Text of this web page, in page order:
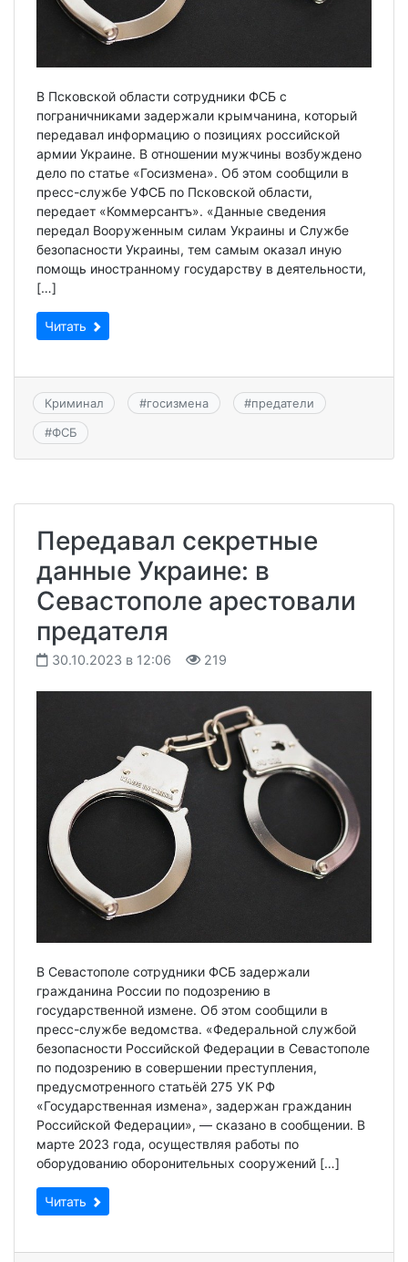
В Псковской области сотрудники ФСБ с
пограничниками задержали крымчанина, который
передавал информацию о позициях российской
армии Украине. В отношении мужчины возбуждено
дело по статье «Госизмена». Об этом сообщили в
пресс-службе УФСБ по Псковской области,
передает «Коммерсантъ». «Данные сведения
передал Вооруженным силам Украины и Службе
безопасности Украины, тем самым оказал иную
помощь иностранному государству в деятельности,
[…]
Читать
Криминал #госизмена #предатели
#ФСБ
Передавал секретные
данные Украине: в
Севастополе арестовали
предателя
30.10.2023 в 12:06 219
В Севастополе сотрудники ФСБ задержали
гражданина России по подозрению в
государственной измене. Об этом сообщили в
пресс-службе ведомства. «Федеральной службой
безопасности Российской Федерации в Севастополе
по подозрению в совершении преступления,
предусмотренного статьёй 275 УК РФ
«Государственная измена», задержан гражданин
Российской Федерации», — сказано в сообщении. В
марте 2023 года, осуществляя работы по
оборудованию оборонительных сооружений […]
Читать